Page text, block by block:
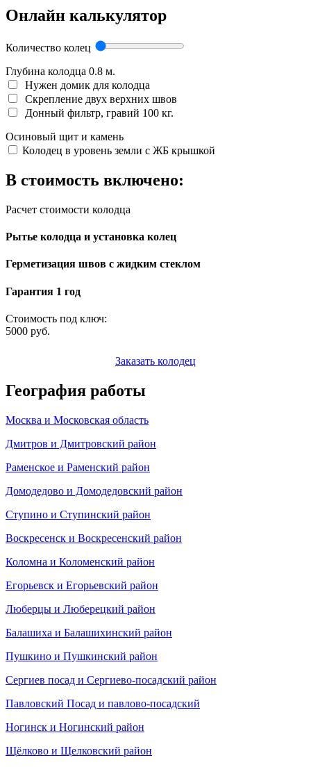
Онлайн калькулятор
Количество колец
Глубина колодца 0.8 м.
Нужен домик для колодца
Скрепление двух верхних швов
Донный фильтр, гравий 100 кг.
Осиновый щит и камень
Колодец в уровень земли с ЖБ крышкой
В стоимость включено:
Расчет стоимости колодца
Рытье колодца и установка колец
Герметизация швов с жидким стеклом
Гарантия 1 год
Стоимость под ключ:
5000 руб.
Заказать колодец
География работы
Москва и Московская область
Дмитров и Дмитровский район
Раменское и Раменский район
Домодедово и Домодедовский район
Ступино и Ступинский район
Воскресенск и Воскресенский район
Коломна и Коломенский район
Егорьевск и Егорьевский район
Люберцы и Люберецкий район
Балашиха и Балашихинский район
Пушкино и Пушкинский район
Cергиев посад и Сергиево-посадский район
Павловский Посад и павлово-посадский
Ногинск и Ногинский район
Щёлково и Щелковский район